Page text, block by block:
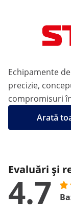
Echipamente
precizie,
compromisuri
Arată
Evaluări și
4.7